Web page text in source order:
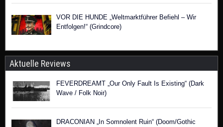
VOR DIE HUNDE „Weltmarktführer Befiehl – Wir
Entfolgen!“ (Grindcore)
Aktuelle Reviews
FEVERDREAMT „Our Only Fault Is Existing“ (Dark
Wave / Folk Noir)
DRACONIAN „In Somnolent Ruin“ (Doom/Gothic